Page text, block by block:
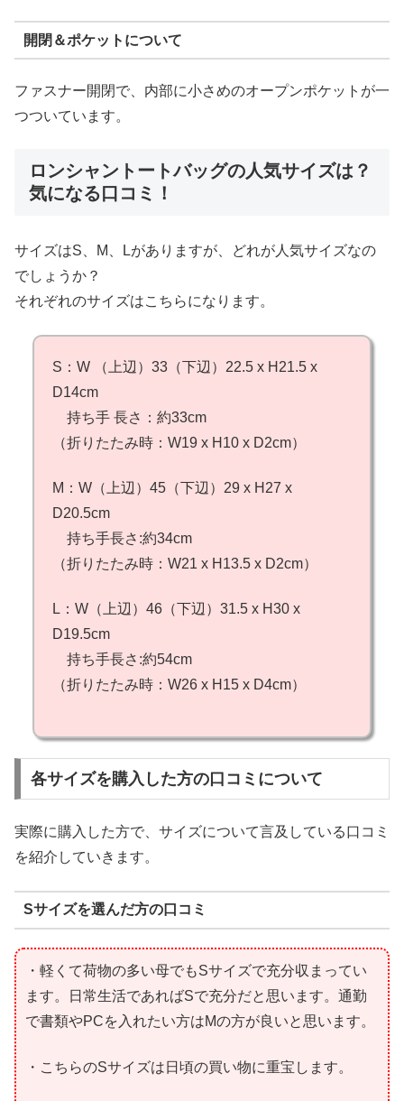
開閉＆ポケットについて
ファスナー開閉で、内部に小さめのオープンポケットが一
つついています。
ロンシャントートバッグの人気サイズは？
気になる口コミ！
サイズはS、M、Lがありますが、どれが人気サイズなの
でしょうか？
それぞれのサイズはこちらになります。
S：W （上辺）33（下辺）22.5 x H21.5 x
D14cm
持ち手 長さ：約33cm
（折りたたみ時：W19 x H10 x D2cm）
M：W（上辺）45（下辺）29 x H27 x
D20.5cm
持ち手長さ:約34cm
（折りたたみ時：W21 x H13.5 x D2cm）
L：W（上辺）46（下辺）31.5 x H30 x
D19.5cm
持ち手長さ:約54cm
（折りたたみ時：W26 x H15 x D4cm）
各サイズを購入した方の口コミについて
実際に購入した方で、サイズについて言及している口コミ
を紹介していきます。
Sサイズを選んだ方の口コミ
・軽くて荷物の多い母でもSサイズで充分収まってい
ます。日常生活であればSで充分だと思います。通勤
で書類やPCを入れたい方はMの方が良いと思います。
・こちらのSサイズは日頃の買い物に重宝します。